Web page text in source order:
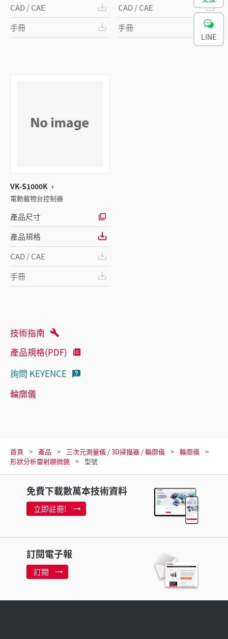
CAD / CAE
手冊
CAD / CAE
手冊
VK-S1000K
電動載物台控制器
產品尺寸
產品規格
CAD / CAE
手冊
技術指南
產品規格(PDF)
詢問 KEYENCE
輪廓儀
首頁 產品 三次元測量儀 / 3D掃描器 / 輪廓儀
輪廓儀
形狀分析雷射顯微鏡
型號
免費下載數萬本技術資料
立即註冊!
訂閱電子報
訂閱
LINE